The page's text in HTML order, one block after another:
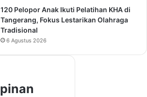
120 Pelopor Anak Ikuti Pelatihan KHA di
Tangerang, Fokus Lestarikan Olahraga
Tradisional
6 Agustus 2026